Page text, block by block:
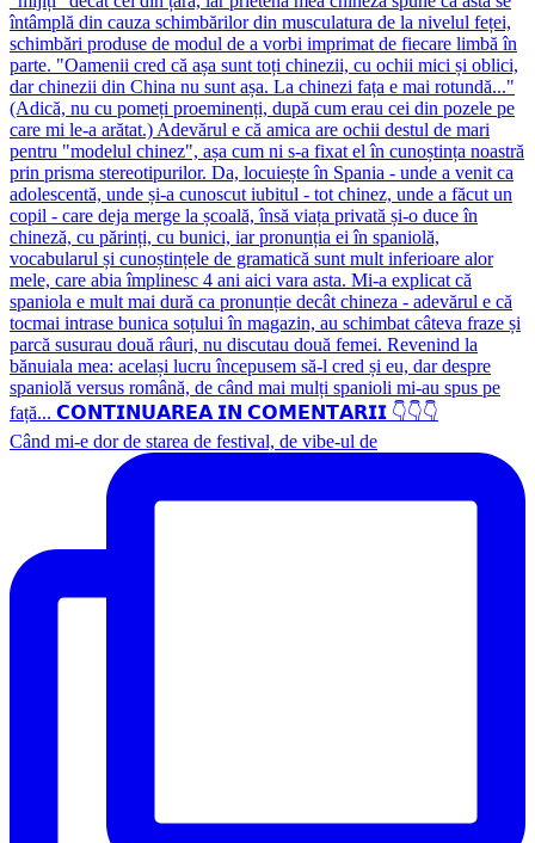
Când mi-e dor de starea de festival, de vibe-ul de